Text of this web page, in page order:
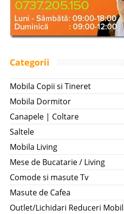
Categorii
Mobila Copii si Tineret
Mobila Dormitor
Canapele | Coltare
Saltele
Mobila Living
Mese de Bucatarie / Living
Comode si masute Tv
Masute de Cafea
Outlet/Lichidari Reduceri